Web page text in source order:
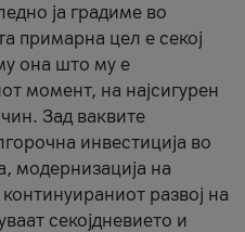
ја градиме во
примарна цел е секој
она што му е
момент, на најсигурен
Зад ваквите
инвестиција во
модернизација на
развој на
секојдневието и